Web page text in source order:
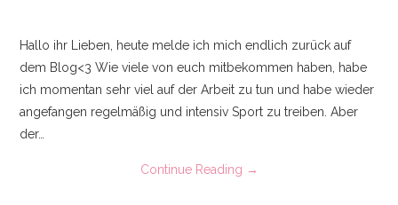
FACEBOOK
KONTAKT
IMPRESSUM
Hallo ihr Lieben, heute melde ich mich endlich zurück auf
dem Blog<3 Wie viele von euch mitbekommen haben, habe
ich momentan sehr viel auf der Arbeit zu tun und habe wieder
angefangen regelmäßig und intensiv Sport zu treiben. Aber
der…
Continue Reading →